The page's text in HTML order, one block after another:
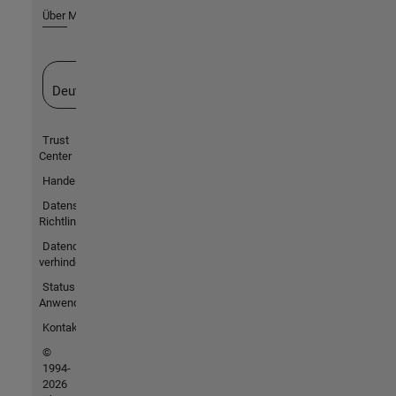
Über MathWorks
Deutschland
Trust
Center
Handelsmarken
Datenschutz-
Richtlinien
Datendiebstahl
verhindern
Status von
Anwendungen
Kontakt
©
1994-
2026